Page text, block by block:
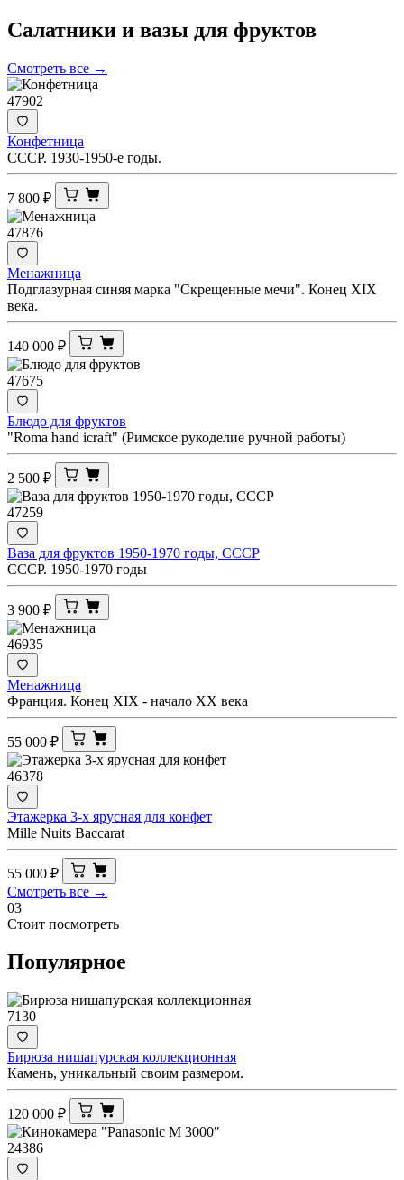
Салатники и вазы для фруктов
Смотреть все →
47902
Конфетница
СССР. 1930-1950-е годы.
7 800 ₽
47876
Менажница
Подглазурная синяя марка "Скрещенные мечи". Конец XIX
века.
140 000 ₽
47675
Блюдо для фруктов
"Roma hand icraft" (Римское рукоделие ручной работы)
2 500 ₽
47259
Ваза для фруктов 1950-1970 годы, СССР
СССР. 1950-1970 годы
3 900 ₽
46935
Менажница
Франция. Конец ХIХ - начало ХХ века
55 000 ₽
46378
Этажерка 3-х ярусная для конфет
Mille Nuits Bacсаrat
55 000 ₽
Смотреть все →
03
Стоит посмотреть
Популярное
7130
Бирюза нишапурская коллекционная
Камень, уникальный своим размером.
120 000 ₽
24386